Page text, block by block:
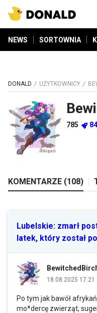
NEWS SORTOWNIA
DONALD UŻYTKOWNICY
785 84
KOMENTARZE (108)
Lubelskie: zmarł
latek, który został
18.08.2025 17:21
Po tym jak bawół
mo*dercę zwierząt,